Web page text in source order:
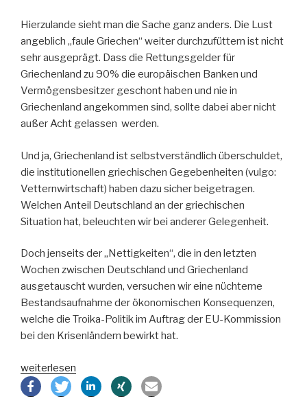
Hierzulande sieht man die Sache ganz anders. Die Lust
angeblich „faule Griechen“ weiter durchzufüttern ist nicht
sehr ausgeprägt. Dass die Rettungsgelder für
Griechenland zu 90% die europäischen Banken und
Vermögensbesitzer geschont haben und nie in
Griechenland angekommen sind, sollte dabei aber nicht
außer Acht gelassen werden.
Und ja, Griechenland ist selbstverständlich überschuldet,
die institutionellen griechischen Gegebenheiten (vulgo:
Vetternwirtschaft) haben dazu sicher beigetragen.
Welchen Anteil Deutschland an der griechischen
Situation hat, beleuchten wir bei anderer Gelegenheit.
Doch jenseits der „Nettigkeiten“, die in den letzten
Wochen zwischen Deutschland und Griechenland
ausgetauscht wurden, versuchen wir eine nüchterne
Bestandsaufnahme der ökonomischen Konsequenzen,
welche die Troika-Politik im Auftrag der EU-Kommission
bei den Krisenländern bewirkt hat.
„Die
europäische
Idee
weiterlesen